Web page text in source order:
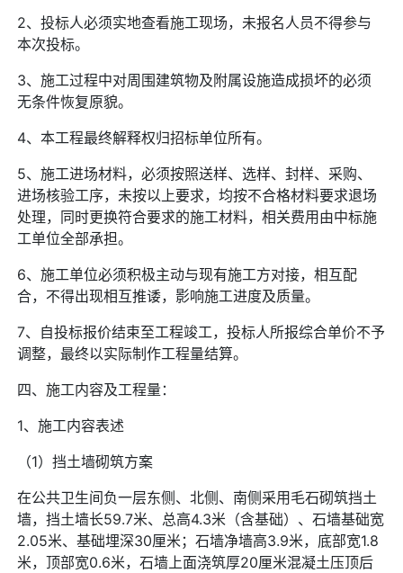
2、投标人必须实地查看施工现场，未报名人员不得参与
本次投标。
3、施工过程中对周围建筑物及附属设施造成损坏的必须
无条件恢复原貌。
4、本工程最终解释权归招标单位所有。
5、施工进场材料，必须按照送样、选样、封样、采购、
进场核验工序，未按以上要求，均按不合格材料要求退场
处理，同时更换符合要求的施工材料，相关费用由中标施
工单位全部承担。
6、施工单位必须积极主动与现有施工方对接，相互配
合，不得出现相互推诿，影响施工进度及质量。
7、自投标报价结束至工程竣工，投标人所报综合单价不予
调整，最终以实际制作工程量结算。
四、施工内容及工程量：
1、施工内容表述
（1）挡土墙砌筑方案
在公共卫生间负一层东侧、北侧、南侧采用毛石砌筑挡土
墙，挡土墙长59.7米、总高4.3米（含基础）、石墙基础宽
2.05米、基础埋深30厘米；石墙净墙高3.9米，底部宽1.8
米，顶部宽0.6米，石墙上面浇筑厚20厘米混凝土压顶后